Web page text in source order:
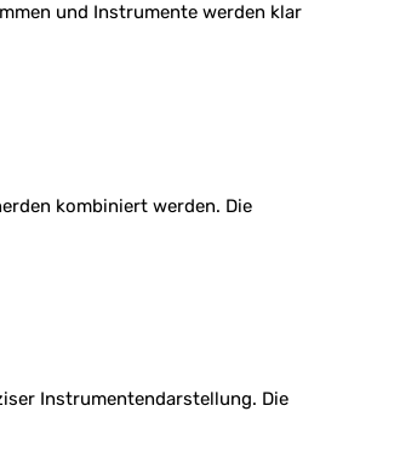
und Instrumente werden klar
kombiniert werden. Die
Instrumentendarstellung. Die